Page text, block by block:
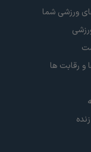
ورزشی شما
و رقابت ها